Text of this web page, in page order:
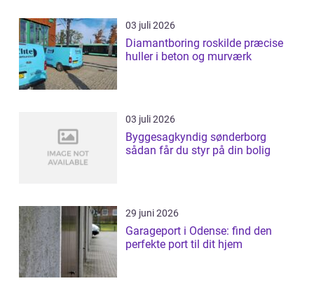
03 juli 2026
Diamantboring roskilde præcise
huller i beton og murværk
03 juli 2026
Byggesagkyndig sønderborg
sådan får du styr på din bolig
29 juni 2026
Garageport i Odense: find den
perfekte port til dit hjem